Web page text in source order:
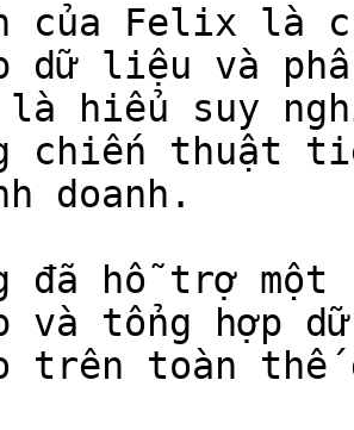
của Felix là
dữ liệu và
là hiểu suy
chiến thuật
doanh.
đã hỗ trợ
và tổng hợp